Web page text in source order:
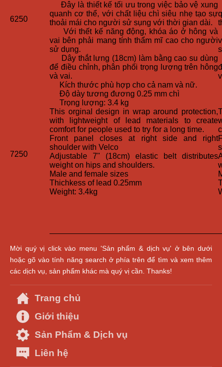
6250
Đây là thiết kế tối ưu trong việc bảo vệ xung
quanh cơ thể, với chất liệu chì siêu nhẹ tạo sự
thoải mái cho người sử sụng với thời gian dài.
Với thết kế năng động, khóa áo ở hông và
vai bên phải mang tính thẩm mĩ cao cho người
sử dụng.
Dây thắt lưng (18cm) làm bằng cao su dùng
để điều chỉnh, phân phối trọng lượng trên hông
và vai.
Kích thước phù hợp cho cả nam và nữ.
Độ dày tương đương 0.25 mm chì
Trọng lượng: 3.4 kg
This orginal design in wrap around protection,
with lightweight of lead materials to create
comfort for people used to try for a long time.
Front panel closes at right side and right
shoulder with Velco
Adjustable 7" (18cm) elastic belt distributes
weight on hips and shoulders.
Male and female sizes
Thichkess of lead 0.25mm
Weight: 3.4kg
7250
Mời quý vị click vào menu 'Sản phẩm & dịch vụ' ở bên dưới
hoặc gõ vào tính năng search ở phía trên để tìm và xem thêm
các dịch vụ, sản phẩm khác mà quý vị cần. Thanks!
Trang chủ
Giới thiệu
Sản Phẩm & Dịch vụ
Liên hệ